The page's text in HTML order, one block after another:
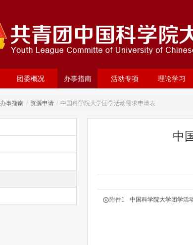
团委概况 办事指南 活动专项 理论学习
办事指南 / 资源申请 / 中国科学院大学团学活动需求申请表
中
附件1 中国科学院大学团学活